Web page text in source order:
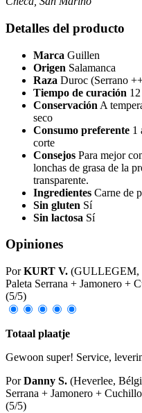
Detalles del producto
Marca Guillen
Origen Salamanca
Raza Duroc (Serrano
Tiempo de curación
Conservación A
seco
Consumo preferente 1
corte
Consejos Para mejor
lonchas de grasa de la
transparente.
Ingredientes Carne de
Sin gluten Sí
Sin lactosa Sí
Opiniones
PorKURT V. (GULLEGEM,
Paleta Serrana + Jamonero +
(5/5)
Totaal plaatje
Gewoon super! Service,
PorDanny S. (Heverlee,
Serrana + Jamonero + Cuchillo
(5/5)